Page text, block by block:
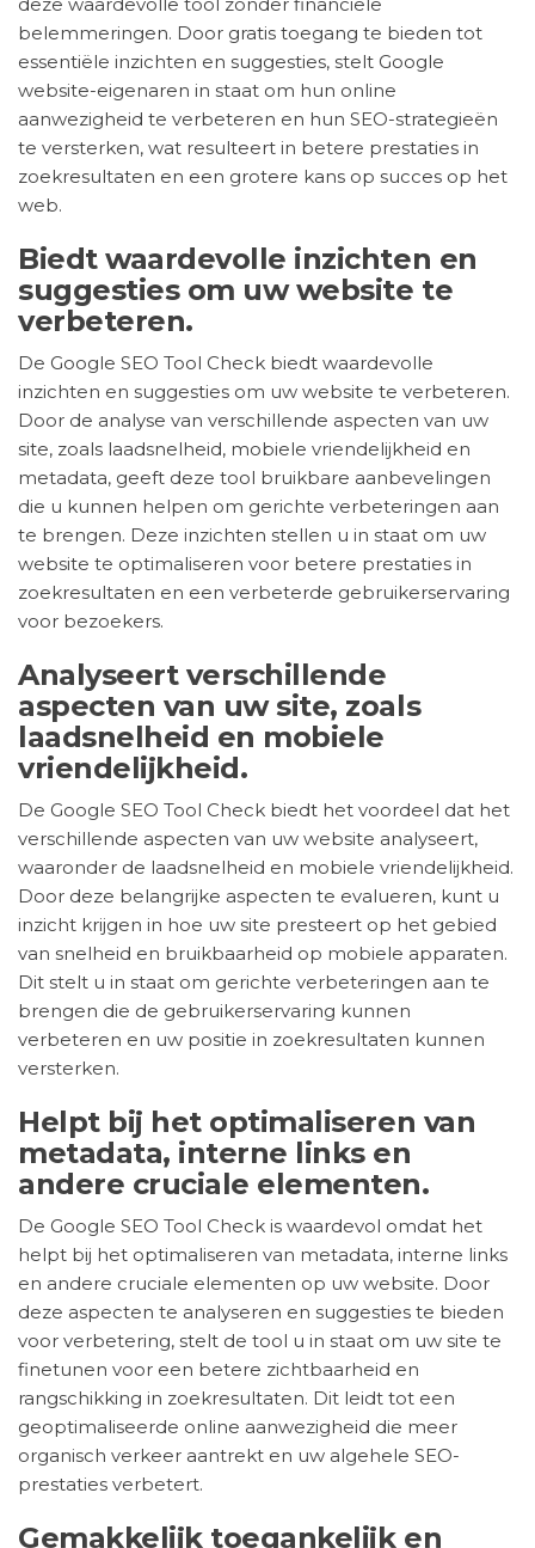
belemmeringen. Door gratis toegang te bieden tot
essentiële inzichten en suggesties, stelt Google
website-eigenaren in staat om hun online
aanwezigheid te verbeteren en hun SEO-strategieën
te versterken, wat resulteert in betere prestaties in
zoekresultaten en een grotere kans op succes op het
web.
Biedt waardevolle inzichten en
suggesties om uw website te
verbeteren.
De Google SEO Tool Check biedt waardevolle
inzichten en suggesties om uw website te verbeteren.
Door de analyse van verschillende aspecten van uw
site, zoals laadsnelheid, mobiele vriendelijkheid en
metadata, geeft deze tool bruikbare aanbevelingen
die u kunnen helpen om gerichte verbeteringen aan
te brengen. Deze inzichten stellen u in staat om uw
website te optimaliseren voor betere prestaties in
zoekresultaten en een verbeterde gebruikerservaring
voor bezoekers.
Analyseert verschillende
aspecten van uw site, zoals
laadsnelheid en mobiele
vriendelijkheid.
De Google SEO Tool Check biedt het voordeel dat het
verschillende aspecten van uw website analyseert,
waaronder de laadsnelheid en mobiele vriendelijkheid.
Door deze belangrijke aspecten te evalueren, kunt u
inzicht krijgen in hoe uw site presteert op het gebied
van snelheid en bruikbaarheid op mobiele apparaten.
Dit stelt u in staat om gerichte verbeteringen aan te
brengen die de gebruikerservaring kunnen
verbeteren en uw positie in zoekresultaten kunnen
versterken.
Helpt bij het optimaliseren van
metadata, interne links en
andere cruciale elementen.
De Google SEO Tool Check is waardevol omdat het
helpt bij het optimaliseren van metadata, interne links
en andere cruciale elementen op uw website. Door
deze aspecten te analyseren en suggesties te bieden
voor verbetering, stelt de tool u in staat om uw site te
finetunen voor een betere zichtbaarheid en
rangschikking in zoekresultaten. Dit leidt tot een
geoptimaliseerde online aanwezigheid die meer
organisch verkeer aantrekt en uw algehele SEO-
prestaties verbetert.
Gemakkelijk toegankelijk en